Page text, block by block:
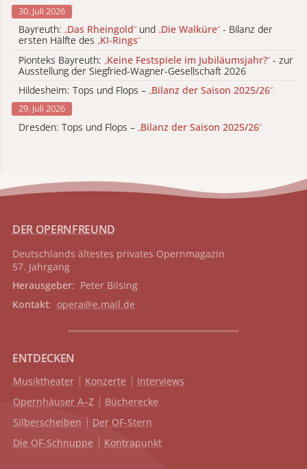
30. Juli 2026
Bayreuth: „Das Rheingold“ und „Die Walküre“ - Bilanz der
ersten Hälfte des „KI-Rings“
Pionteks Bayreuth: „Keine Festspiele im Jubiläumsjahr?“ - zur
Ausstellung der Siegfried-Wagner-Gesellschaft 2026
Hildesheim: Tops und Flops – „Bilanz der Saison 2025/26“
29. Juli 2026
Dresden: Tops und Flops – „Bilanz der Saison 2025/26“
DER OPERNFREUND
Deutschlands ältestes privates Opernmagazin
57. Jahrgang
Herausgeber: Peter Bilsing
Kontakt: opera@e.mail.de
ENTDECKEN
Musiktheater Konzerte
Interviews
Opernhäuser A–Z
Bücherecke
Silberscheiben
Der OF-Stern
Die OF-Schnuppe
Kontrapunkt